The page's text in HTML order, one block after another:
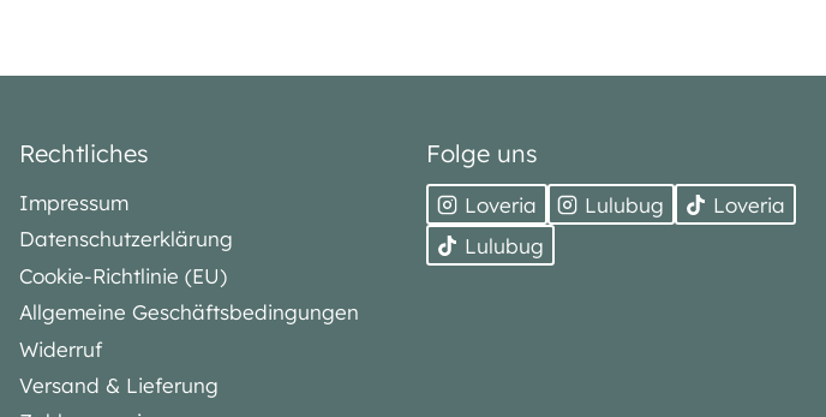
Rechtliches
Impressum
Datenschutzerklärung
Cookie-Richtlinie (EU)
Allgemeine Geschäftsbedingungen
Widerruf
Versand & Lieferung
Folge uns
Loveria Lulubug
Loveria
Lulubug